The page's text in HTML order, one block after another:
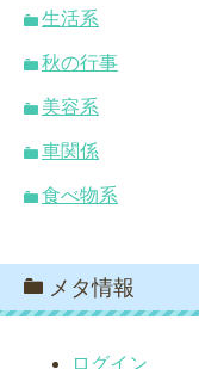
生活系
秋の行事
美容系
車関係
食べ物系
メタ情報
ログイン